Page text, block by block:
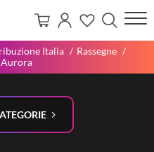
Italia
Rassegne